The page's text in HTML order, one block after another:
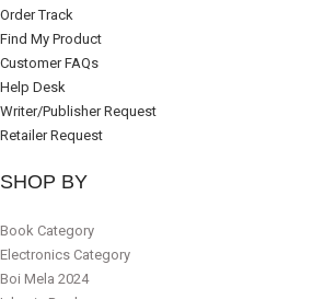
Order Track
Find My Product
Customer FAQs
Help Desk
Writer/Publisher Request
Retailer Request
SHOP BY
Book Category
Electronics Category
Boi Mela 2024